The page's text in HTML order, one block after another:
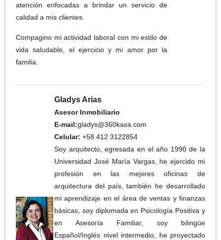
atención enfocadas a brindar un servicio de
calidad a mis clientes.
Compagino mi actividad laboral con mi estilo de
vida saludable, el ejercicio y mi amor por la
familia.
Gladys Arias
Asesor Inmobiliario
E-mail:gladys@360kasa.com
Celular: +58 412 3122854
Soy arquitecto, egresada en el año 1990 de la
Universidad José María Vargas, he ejercido mi
profesión en las mejores oficinas de
arquitectura del país, también he desarrollado
mi aprendizaje en el área de ventas y finanzas
básicas, soy diplomada en Psicología Positiva y
en Asesoría Familiar, soy bilingüe
Español/Inglés nivel intermedio, he proyectado